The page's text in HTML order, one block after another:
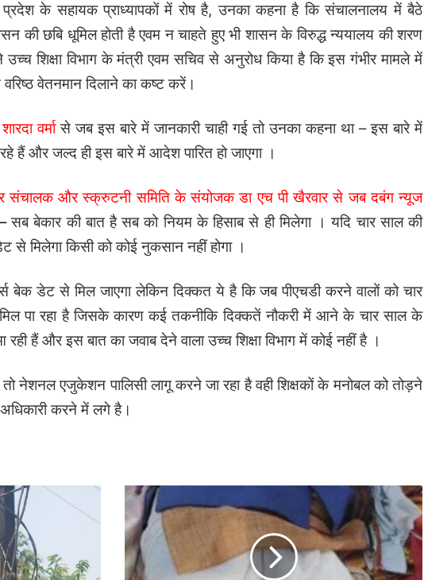
के सहायक प्राध्यापकों में रोष है, उनका कहना है कि संचालनालय में बैठे
की छबि धूमिल होती है एवम न चाहते हुए भी शासन के विरुद्ध न्ययालय की शरण
शिक्षा विभाग के मंत्री एवम सचिव से अनुरोध किया है कि इस गंभीर मामले में
वेतनमान दिलाने का कष्ट करें।
वर्मासे जब इस बारे में जानकारी चाही गई तो उनका कहना था – इस बारे में
हैं और जल्द ही इस बारे में आदेश पारित हो जाएगा ।
संचालक और स्क्रुटनी समिति के संयोजक डा एच पी खैरवार से जब दबंग न्यूज
सब बेकार की बात है सब को नियम के हिसाब से ही मिलेगा । यदि चार साल की
से मिलेगा किसी को कोई नुकसान नहीं होगा ।
बेक डेट से मिल जाएगा लेकिन दिक्कत ये है कि जब पीएचडी करने वालों को चार
मिल पा रहा है जिसके कारण कई तकनीकि दिक्कतें नौकरी में आने के चार साल के
हैं और इस बात का जवाब देने वाला उच्च शिक्षा विभाग में कोई नहीं है ।
नेशनल एजुकेशन पालिसी लागू करने जा रहा है वही शिक्षकों के मनोबल को तोड़ने
करने में लगे है।
अचानकमार
टाइगर
रिजर्व
के
अंदरूनी
गांव